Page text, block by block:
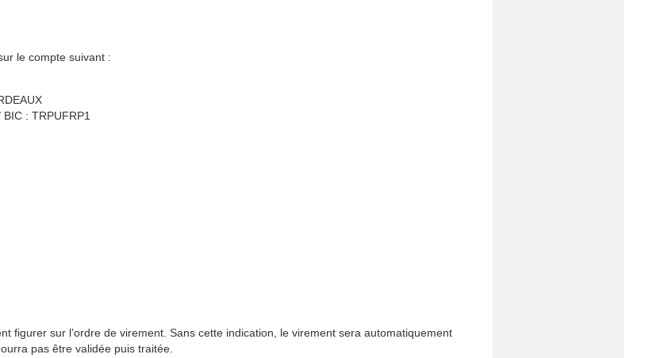
le compte suivant :
: TRPUFRP1
figurer sur l’ordre de virement. Sans cette indication, le virement sera automatiquement
pas être validée puis traitée.